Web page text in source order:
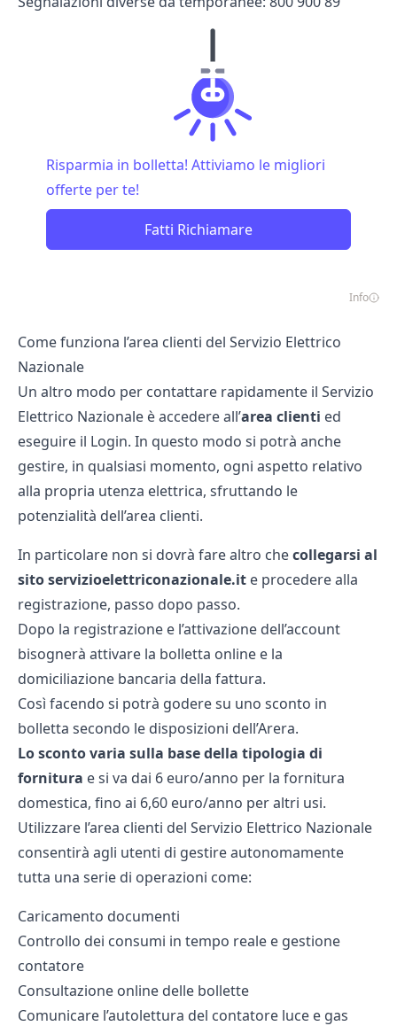
Risparmia in bolletta! Attiviamo le migliori
offerte per te!
Fatti Richiamare
Info
Come funziona l’area clienti del Servizio Elettrico
Nazionale
Un altro modo per contattare rapidamente il Servizio
Elettrico Nazionale è accedere all’area clienti ed
eseguire il Login. In questo modo si potrà anche
gestire, in qualsiasi momento, ogni aspetto relativo
alla propria utenza elettrica, sfruttando le
potenzialità dell’area clienti.
In particolare non si dovrà fare altro checollegarsi al
sito servizioelettriconazionale.it e procedere alla
registrazione, passo dopo passo.
Dopo la registrazione e l’attivazione dell’account
bisognerà attivare la bolletta online e la
domiciliazione bancaria della fattura.
Così facendo si potrà godere su uno sconto in
bolletta secondo le disposizioni dell’Arera.
Lo sconto varia sulla base della tipologia di
fornitura e si va dai 6 euro/anno per la fornitura
domestica, fino ai 6,60 euro/anno per altri usi.
Utilizzare l’area clienti del Servizio Elettrico Nazionale
consentirà agli utenti di gestire autonomamente
tutta una serie di operazioni come:
Caricamento documenti
Controllo dei consumi in tempo reale e gestione
contatore
Consultazione online delle bollette
Comunicare l’autolettura del contatore luce e gas